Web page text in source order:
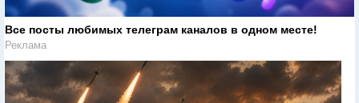
Все посты любимых телеграм каналов в одном месте!
Реклама